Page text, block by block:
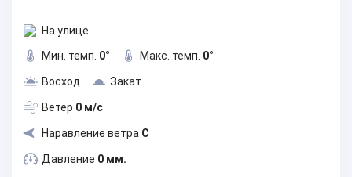
На улице
Мин. темп. 0° Макс. темп. 0°
Восход Закат
Ветер 0 м/с
Наравление ветра С
Давление 0 мм.